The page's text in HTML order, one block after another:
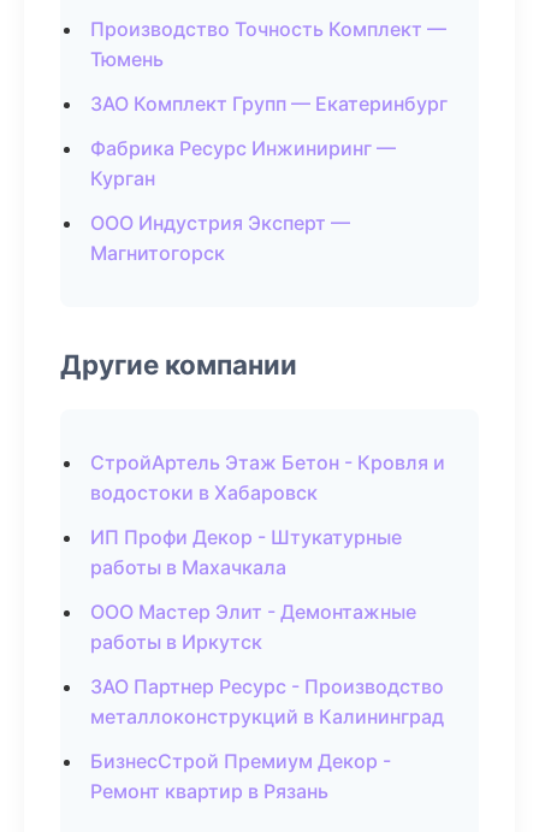
Производство Точность Комплект —
Тюмень
ЗАО Комплект Групп — Екатеринбург
Фабрика Ресурс Инжиниринг —
Курган
ООО Индустрия Эксперт —
Магнитогорск
Другие компании
СтройАртель Этаж Бетон - Кровля и
водостоки в Хабаровск
ИП Профи Декор - Штукатурные
работы в Махачкала
ООО Мастер Элит - Демонтажные
работы в Иркутск
ЗАО Партнер Ресурс - Производство
металлоконструкций в Калининград
БизнесСтрой Премиум Декор -
Ремонт квартир в Рязань